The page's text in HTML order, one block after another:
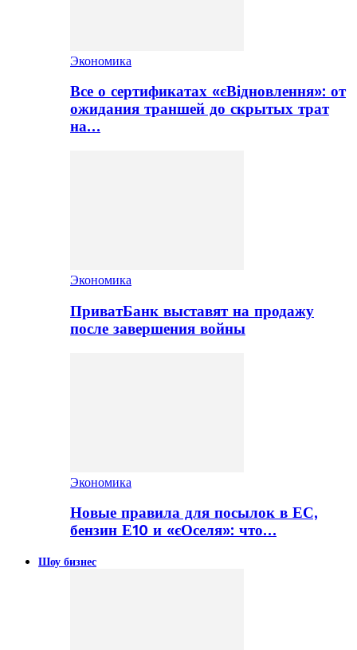
Экономика
Все о сертификатах «єВідновлення»: от
ожидания траншей до скрытых трат
на…
Экономика
ПриватБанк выставят на продажу
после завершения войны
Экономика
Новые правила для посылок в ЕС,
бензин Е10 и «єОселя»: что…
Шоу бизнес